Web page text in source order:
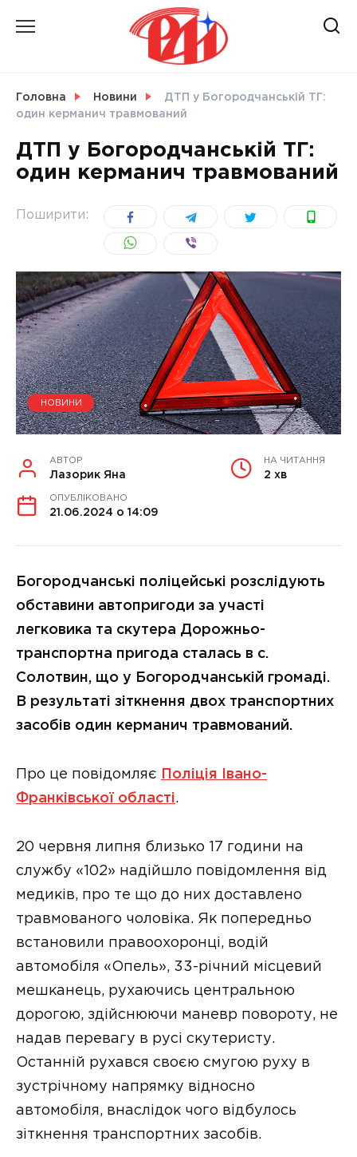
УКРАЇНА
Головна Новини
ДТП у Богородчанській ТГ:
один керманич травмований
ДТП у Богородчанській ТГ:
один керманич травмований
Поширити:
НОВИНИ
АВТОР
Лазорик Яна
НА ЧИТАННЯ
2 хв
ОПУБЛІКОВАНО
21.06.2024 о 14:09
Богородчанські поліцейські розслідують
обставини автопригоди за участі
легковика та скутера Дорожньо-
транспортна пригода сталась в с.
Солотвин, що у Богородчанській громаді.
В результаті зіткнення двох транспортних
засобів один керманич травмований.
Про це повідомляє
Поліція Івано-
Франківської області.
20 червня липня близько 17 години на
службу «102» надійшло повідомлення від
медиків, про те що до них доставлено
травмованого чоловіка. Як попередньо
встановили правоохоронці, водій
автомобіля «Опель», 33-річний місцевий
мешканець, рухаючись центральною
дорогою, здійснюючи маневр повороту, не
надав перевагу в русі скутеристу.
Останній рухався своєю смугою руху в
зустрічному напрямку відносно
автомобіля, внаслідок чого відбулось
зіткнення транспортних засобів.